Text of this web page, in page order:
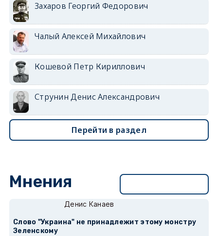
Захаров Георгий Федорович
Чалый Алексей Михайлович
Кошевой Петр Кириллович
Струнин Денис Александрович
Перейти в раздел
Мнения
Денис Канаев
Слово "Украина" не принадлежит этому монстру
Зеленскому